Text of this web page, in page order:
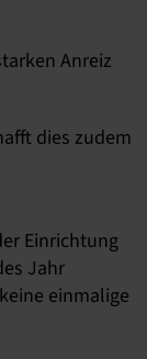
Anreiz
dies zudem
Einrichtung
Jahr
einmalige